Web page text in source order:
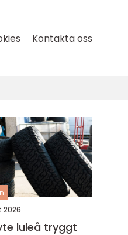
Kontakta oss
2026
tryggt